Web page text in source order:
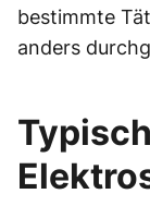
bestimmte
anders